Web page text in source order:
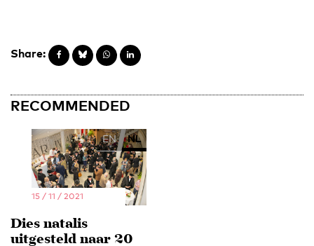
Share:
RECOMMENDED
EN NL
15 / 11 / 2021
Dies natalis
uitgesteld naar 20